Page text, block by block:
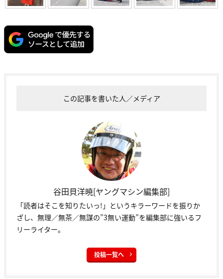
この記事を書いた人／メディア
谷田貝洋暁[ヤングマシン編集部]
「読者はそこを知りたいっ!」というキラーワードを振りか
ざし、無理／無茶／無謀の”3無い運動”を編集部に強いるフ
リーライター。
投稿一覧へ